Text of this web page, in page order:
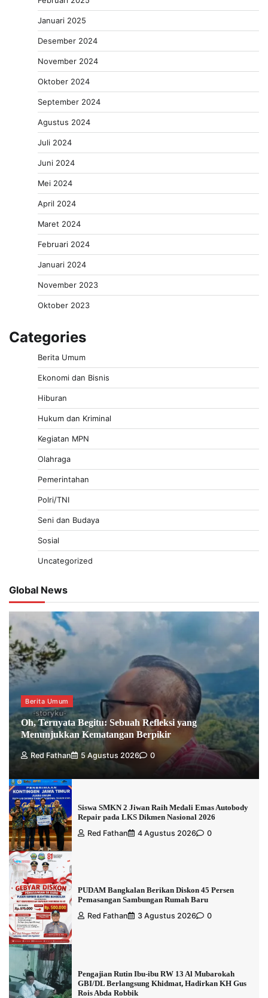
Januari 2025
Desember 2024
November 2024
Oktober 2024
September 2024
Agustus 2024
Juli 2024
Juni 2024
Mei 2024
April 2024
Maret 2024
Februari 2024
Januari 2024
November 2023
Oktober 2023
Categories
Berita Umum
Ekonomi dan Bisnis
Hiburan
Hukum dan Kriminal
Kegiatan MPN
Olahraga
Pemerintahan
Polri/TNI
Seni dan Budaya
Sosial
Uncategorized
Global News
Berita Umum
Oh, Ternyata Begitu: Sebuah Refleksi yang
Menunjukkan Kematangan Berpikir
Red Fathan 5 Agustus 2026 0
Siswa SMKN 2 Jiwan Raih Medali Emas Autobody
Repair pada LKS Dikmen Nasional 2026
Red Fathan
4 Agustus 2026 0
PUDAM Bangkalan Berikan Diskon 45 Persen
Pemasangan Sambungan Rumah Baru
Red Fathan
3 Agustus 2026 0
Pengajian Rutin Ibu-ibu RW 13 Al Mubarokah
GBI/DL Berlangsung Khidmat, Hadirkan KH Gus
Rois Abda Robbik